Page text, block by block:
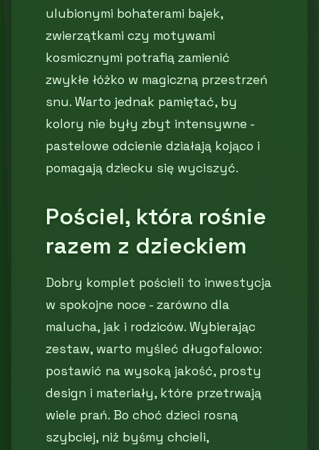
ulubionymi bohaterami bajek,
zwierzątkami czy motywami
kosmicznymi potrafią zamienić
zwykłe łóżko w magiczną przestrzeń
snu. Warto jednak pamiętać, by
kolory nie były zbyt intensywne -
pastelowe odcienie działają kojąco i
pomagają dziecku się wyciszyć.
Pościel, która rośnie
razem z dzieckiem
Dobry komplet pościeli to inwestycja
w spokojne noce - zarówno dla
malucha, jak i rodziców. Wybierając
zestaw, warto myśleć długofalowo:
postawić na wysoką jakość, prosty
design i materiały, które przetrwają
wiele prań. Bo choć dzieci rosną
szybciej, niż byśmy chcieli,